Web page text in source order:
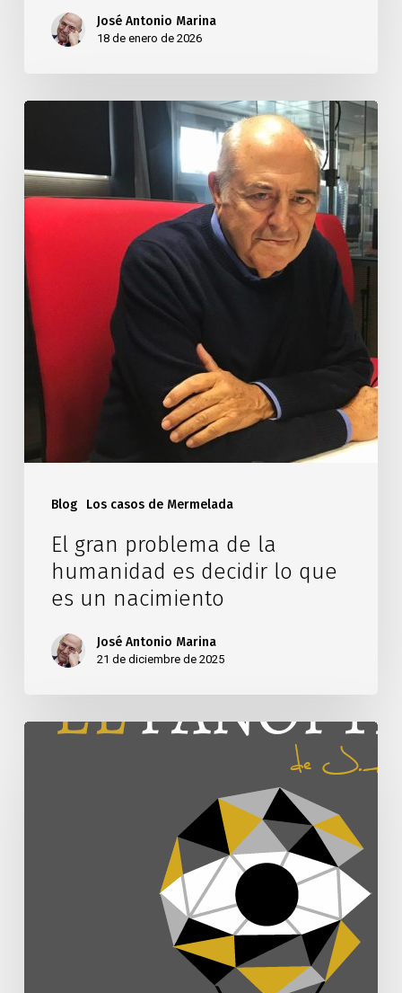
José Antonio Marina
18 de enero de 2026
Blog Los casos de Mermelada
El gran problema de la
humanidad es decidir lo que
es un nacimiento
José Antonio Marina
21 de diciembre de 2025